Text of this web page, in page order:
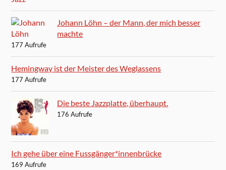
Johann Löhn – der Mann, der mich besser
machte
177 Aufrufe
Hemingway ist der Meister des Weglassens
177 Aufrufe
Die beste Jazzplatte, überhaupt.
176 Aufrufe
Ich gehe über eine Fussgänger*innenbrücke
169 Aufrufe